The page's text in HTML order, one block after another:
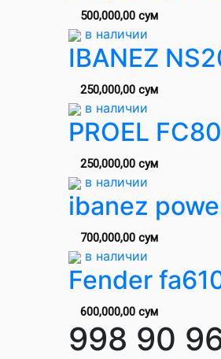
500,000,00 сум
в наличии
IBANEZ
250,000,00 сум
в наличии
PROEL FC80
250,000,00 сум
в наличии
ibanez
700,000,00 сум
в наличии
Fender
600,000,00 сум
998 90